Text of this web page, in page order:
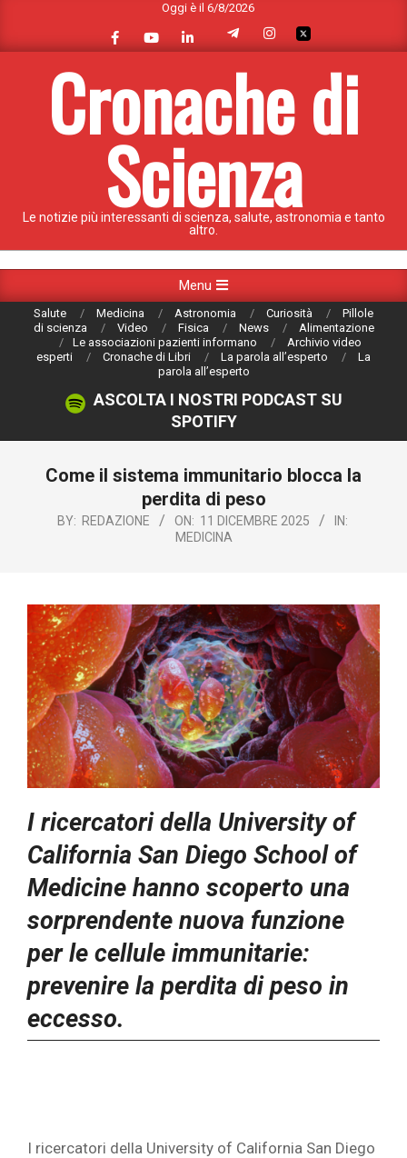
content
Oggi è il 6/8/2026
Cronache di
Scienza
Le notizie più interessanti di scienza, salute, astronomia e tanto
altro.
Navigation
Menu
Salute Medicina Astronomia Curiosità
Pillole
di scienza
Video Fisica News
Alimentazione
Le associazioni pazienti informano
Archivio video
esperti
Cronache di Libri La parola all’esperto
La
parola all’esperto
ASCOLTA I NOSTRI PODCAST SU
SPOTIFY
Come il sistema immunitario blocca la
perdita di peso
BY: REDAZIONE ON: 11 DICEMBRE 2025
IN:
MEDICINA
I ricercatori della University of
California San Diego School of
Medicine hanno scoperto una
sorprendente nuova funzione
per le cellule immunitarie:
prevenire la perdita di peso in
eccesso.
I ricercatori della University of California San Diego